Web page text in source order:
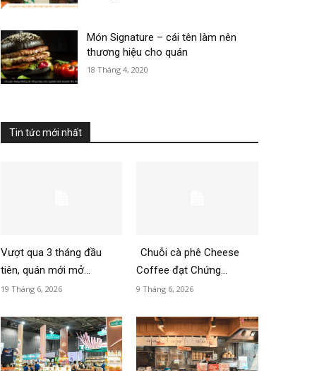
Món Signature – cái tên làm nên
thương hiệu cho quán
18 Tháng 4, 2020
Tin tức mới nhất
Vượt qua 3 tháng đầu
tiên, quán mới mở...
19 Tháng 6, 2026
Chuỗi cà phê Cheese
Coffee đạt Chứng...
9 Tháng 6, 2026